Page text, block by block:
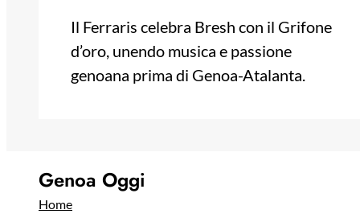
Il Ferraris celebra Bresh con il Grifone
d’oro, unendo musica e passione
genoana prima di Genoa-Atalanta.
Genoa Oggi
Home